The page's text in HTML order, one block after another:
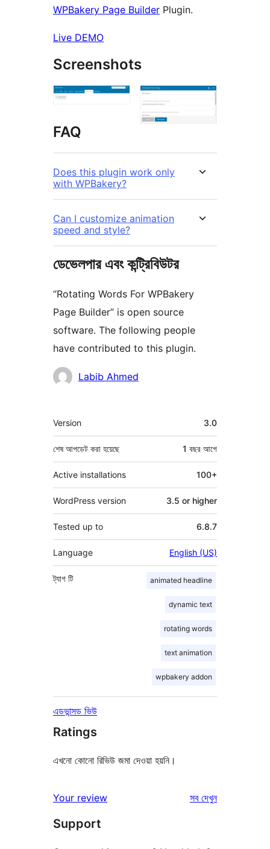
WPBakery Page Builder Plugin.
Live DEMO
Screenshots
FAQ
Does this plugin work only
with WPBakery?
Can I customize animation
speed and style?
ডেভেলপার এবং কন্ট্রিবিউটর
“Rotating Words For WPBakery
Page Builder” is open source
software. The following people
have contributed to this plugin.
কন্ট্রিবিউটরLabib Ahmed
মেটা
Version 3.0
শেষ আপডেট করা হয়েছে 1 বছর আগে
Active installations 100+
WordPress version 3.5 or higher
Tested up to 6.8.7
Language English (US)
ট্যাগ animated headline
dynamic text
rotating words
text animation
wpbakery addon
টি
এডভান্সড ভিউ
Ratings
এখনো কোনো রিভিউ জমা দেওয়া হয়নি।
Your review সবরিভিউ
দেখুন
Support